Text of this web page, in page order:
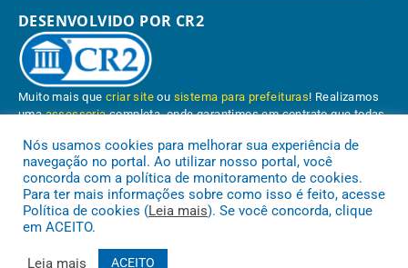
DESENVOLVIDO POR CR2
Muito mais quecriar site ou sistema para prefeituras! Realizamos
umaassessoriacompleta, onde garantimos em contrato que todas
Conheça oPNTP e oRadar da Transparência Pública
Nós usamos cookies para melhorar sua experiência de
navegação no portal. Ao utilizar nosso portal, você
concorda com a política de monitoramento de cookies.
Para ter mais informações sobre como isso é feito, acesse
Política de cookies (Leia mais). Se você concorda, clique
em ACEITO.
Leia mais ACEITO